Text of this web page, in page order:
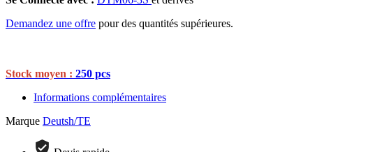
Demandez une offre pour des quantités supérieures.
Stock moyen : 250 pcs
Informations complémentaires
Marque Deutsh/TE